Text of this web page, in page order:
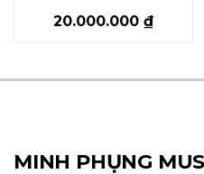
20.000.000 ₫
MINH PHỤNG